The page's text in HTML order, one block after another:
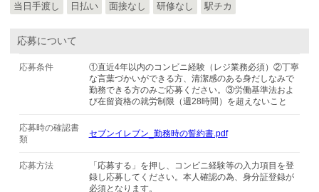
当日手渡し 日払い 面接なし 研修なし 駅チカ
応募について
応募条件
①直近4年以内のコンビニ経験（レジ業務必須）②丁寧
な言葉づかいができる方、清潔感のある身だしなみで
勤務できる方のみご応募ください。③労働基準法およ
び在留資格の就労制限（週28時間）を超えないこと
応募時の確認書
類
セブンイレブン_勤務時の誓約書.pdf
応募方法
「応募する」を押し、コンビニ経験等の入力項目を登
録し応募してください。本人確認の為、身分証登録が
必須となります。